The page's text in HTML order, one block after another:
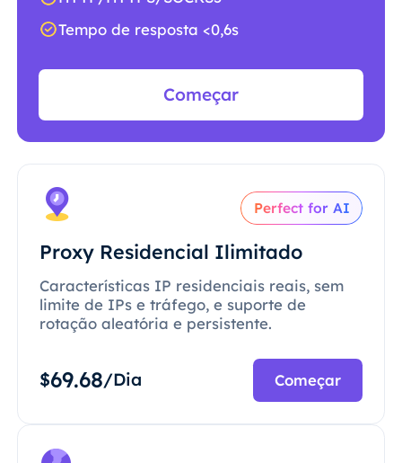
Tempo de resposta <0,6s
Começar
Perfect for AI
Proxy Residencial Ilimitado
Características IP residenciais reais, sem
limite de IPs e tráfego, e suporte de
rotação aleatória e persistente.
$69.68/Dia Começar